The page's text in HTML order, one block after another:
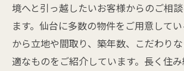
境へと引っ越したいお客様からのご相
ます。仙台に多数の物件をご用意して
から立地や間取り、築年数、こだわり
適なものをご紹介しています。長く住